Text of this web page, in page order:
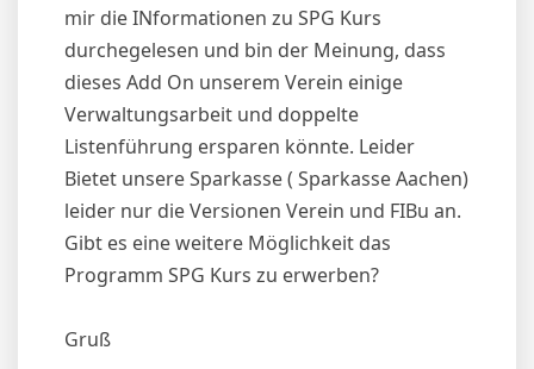
mir die INformationen zu SPG Kurs
durchegelesen und bin der Meinung, dass
dieses Add On unserem Verein einige
Verwaltungsarbeit und doppelte
Listenführung ersparen könnte. Leider
Bietet unsere Sparkasse ( Sparkasse Aachen)
leider nur die Versionen Verein und FIBu an.
Gibt es eine weitere Möglichkeit das
Programm SPG Kurs zu erwerben?
Gruß